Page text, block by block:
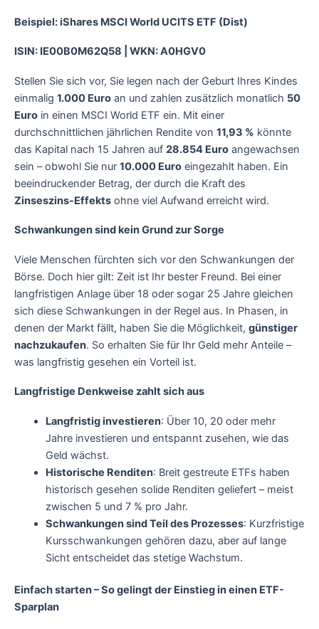
Beispiel: iShares MSCI World UCITS ETF (Dist)
ISIN: IE00B0M62Q58 | WKN: A0HGV0
Stellen Sie sich vor, Sie legen nach der Geburt Ihres Kindes
einmalig 1.000 Euro an und zahlen zusätzlich monatlich 50
Euro in einen MSCI World ETF ein. Mit einer
durchschnittlichen jährlichen Rendite von 11,93 % könnte
das Kapital nach 15 Jahren auf 28.854 Euro angewachsen
sein – obwohl Sie nur 10.000 Euro eingezahlt haben. Ein
beeindruckender Betrag, der durch die Kraft des
Zinseszins-Effekts ohne viel Aufwand erreicht wird.
Schwankungen sind kein Grund zur Sorge
Viele Menschen fürchten sich vor den Schwankungen der
Börse. Doch hier gilt: Zeit ist Ihr bester Freund. Bei einer
langfristigen Anlage über 18 oder sogar 25 Jahre gleichen
sich diese Schwankungen in der Regel aus. In Phasen, in
denen der Markt fällt, haben Sie die Möglichkeit, günstiger
nachzukaufen. So erhalten Sie für Ihr Geld mehr Anteile –
was langfristig gesehen ein Vorteil ist.
Langfristige Denkweise zahlt sich aus
Langfristig investieren: Über 10, 20 oder mehr
Jahre investieren und entspannt zusehen, wie das
Geld wächst.
Historische Renditen: Breit gestreute ETFs haben
historisch gesehen solide Renditen geliefert – meist
zwischen 5 und 7 % pro Jahr.
Schwankungen sind Teil des Prozesses: Kurzfristige
Kursschwankungen gehören dazu, aber auf lange
Sicht entscheidet das stetige Wachstum.
Einfach starten – So gelingt der Einstieg in einen ETF-
Sparplan